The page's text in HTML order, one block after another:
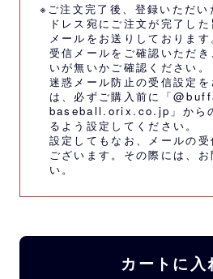
※ご注文完了後、登録いただい
ドレス宛にご注文が完了し
メールをお送りしております
受信メールをご確認いただ
いが無いかご確認ください。
迷惑メール防止の受信設定
は、必ずご購入前に「
baseball.orix.co.jp」から
るよう設定してください。
設定してもなお、メールの
ございます。その際には、
い。
カートに入